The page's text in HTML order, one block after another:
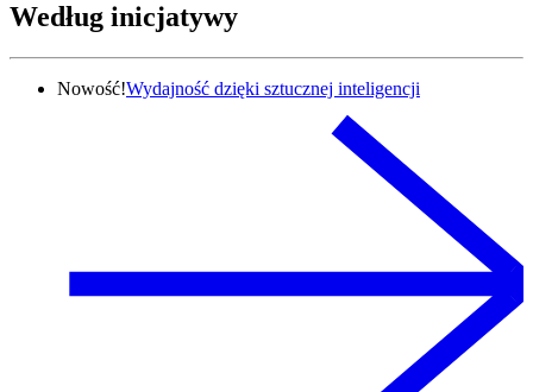
Według inicjatywy
Nowość!Wydajność dzięki sztucznej inteligencji